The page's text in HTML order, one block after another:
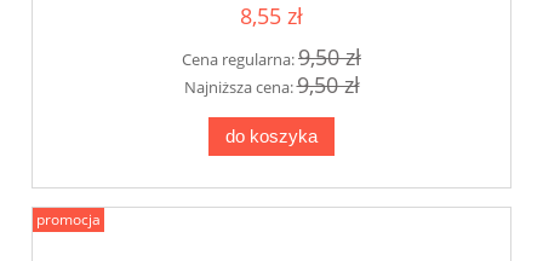
8,55 zł
Cena regularna:9,50 zł
Najniższa cena:9,50 zł
do koszyka
promocja